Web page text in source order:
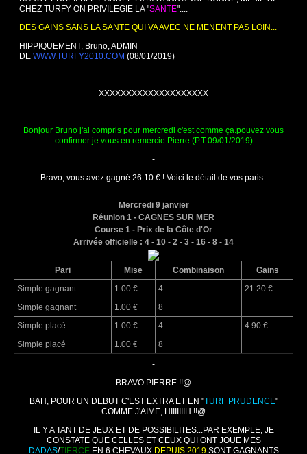
CHEZ TURFY ON PRIVILEGIE LA "SANTE"....
DES GAINS SANS LA SANTE QUI VA AVEC NE MENENT PAS LOIN...
HIPPIQUEMENT, Bruno, ADMIN
DE WWW.TURFY2010.COM (08/01/2019)
-
XXXXXXXXXXXXXXXXXXXX
-
Bonjour Bruno j'ai compris pour mercredi c'est comme ça.pouvez vous
confirmer je vous en remercie.Pierre (P.T 09/01/2019)
-
Bravo, vous avez gagné 26.10 € ! Voici le détail de vos paris :
Mercredi 9 janvier
Réunion 1 - CAGNES SUR MER
Course 1 - Prix de la Côte d'Or
Arrivée officielle : 4 - 10 - 2 - 3 - 16 - 8 - 14
Pari Mise Combinaison
Gains
Simple gagnant
1.00 € 4
21.20 €
Simple gagnant
1.00 €
8
Simple placé
1.00 € 4
4.90 €
Simple placé
1.00 € 8
-
BRAVO PIERRE !!@
BAH, POUR UN DEBUT C'EST EXTRA ET EN "TURF PRUDENCE"
COMME J'AIME, HIIIIIIIH !!@
IL Y A TANT DE JEUX ET DE POSSIBILITES...PAR EXEMPLE, JE
CONSTATE QUE CELLES ET CEUX QUI ONT JOUE MES
DADAS/TIERCEEN 6 CHEVAUX DEPUIS 2019SONT GAGNANTS